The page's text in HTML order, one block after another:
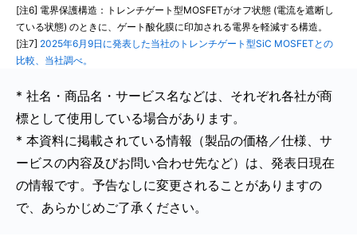
[注6] 電界保護構造：トレンチゲート型MOSFETがオフ状態 (電流を遮断し
ている状態) のときに、ゲート酸化膜に印加される電界を軽減する構造。
[注7] 2025年6月9日に発表した当社のトレンチゲート型SiC MOSFETとの
比較、当社調べ。
* 社名・商品名・サービス名などは、それぞれ各社が商
標として使用している場合があります。
* 本資料に掲載されている情報（製品の価格／仕様、サ
ービスの内容及びお問い合わせ先など）は、発表日現在
の情報です。予告なしに変更されることがありますの
で、あらかじめご了承ください。